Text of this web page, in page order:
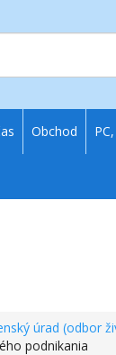
úrad (odbor
podnikania
Obchod